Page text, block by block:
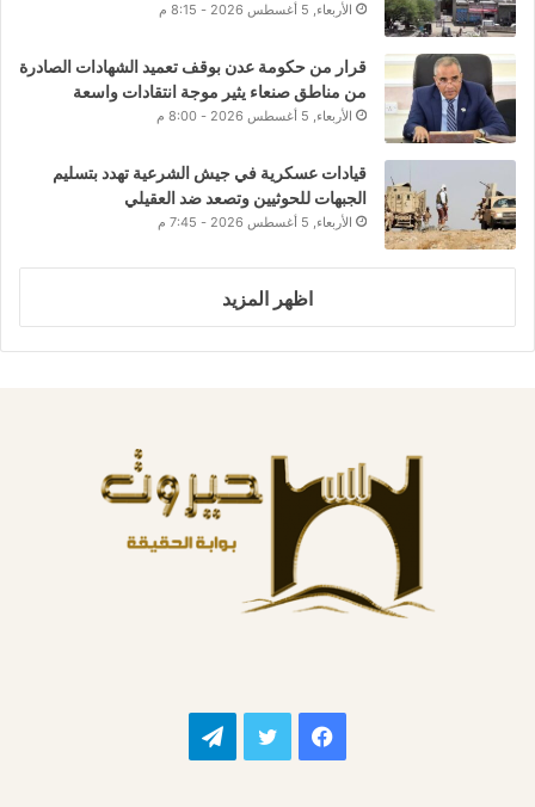
الأربعاء, 5 أغسطس 2026 - 8:15 م
قرار من حكومة عدن بوقف تعميد الشهادات الصادرة
من مناطق صنعاء يثير موجة انتقادات واسعة
الأربعاء, 5 أغسطس 2026 - 8:00 م
قيادات عسكرية في جيش الشرعية تهدد بتسليم
الجبهات للحوثيين وتصعد ضد العقيلي
الأربعاء, 5 أغسطس 2026 - 7:45 م
اظهر المزيد
فيسبوك تويتر تيلقرام